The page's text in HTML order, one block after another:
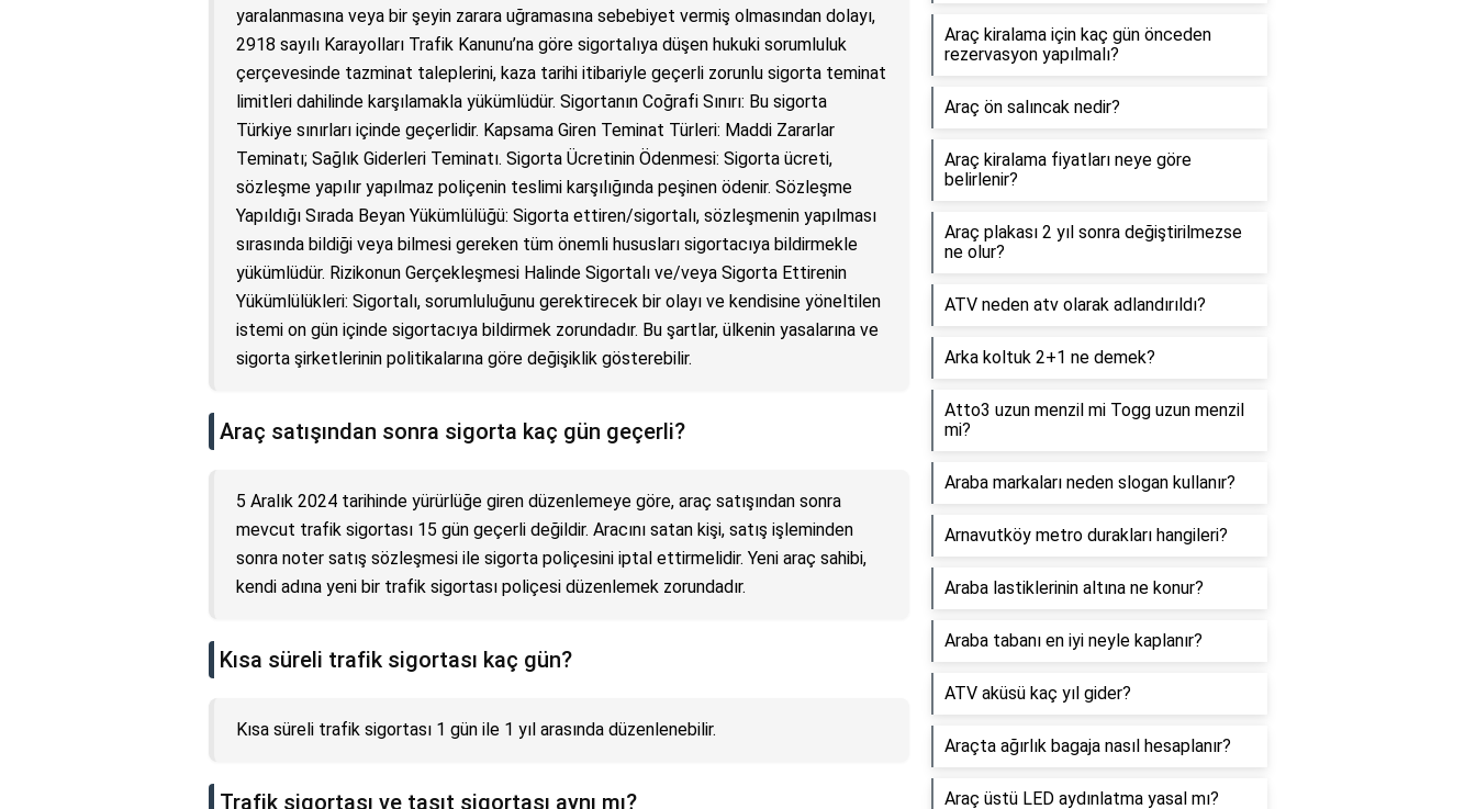
yaralanmasına veya bir şeyin zarara uğramasına sebebiyet vermiş olmasından dolayı,
2918 sayılı Karayolları Trafik Kanunu’na göre sigortalıya düşen hukuki sorumluluk
çerçevesinde tazminat taleplerini, kaza tarihi itibariyle geçerli zorunlu sigorta teminat
limitleri dahilinde karşılamakla yükümlüdür. Sigortanın Coğrafi Sınırı: Bu sigorta
Türkiye sınırları içinde geçerlidir. Kapsama Giren Teminat Türleri: Maddi Zararlar
Teminatı; Sağlık Giderleri Teminatı. Sigorta Ücretinin Ödenmesi: Sigorta ücreti,
sözleşme yapılır yapılmaz poliçenin teslimi karşılığında peşinen ödenir. Sözleşme
Yapıldığı Sırada Beyan Yükümlülüğü: Sigorta ettiren/sigortalı, sözleşmenin yapılması
sırasında bildiği veya bilmesi gereken tüm önemli hususları sigortacıya bildirmekle
yükümlüdür. Rizikonun Gerçekleşmesi Halinde Sigortalı ve/veya Sigorta Ettirenin
Yükümlülükleri: Sigortalı, sorumluluğunu gerektirecek bir olayı ve kendisine yöneltilen
istemi on gün içinde sigortacıya bildirmek zorundadır. Bu şartlar, ülkenin yasalarına ve
sigorta şirketlerinin politikalarına göre değişiklik gösterebilir.
Araç satışından sonra sigorta kaç gün geçerli?
5 Aralık 2024 tarihinde yürürlüğe giren düzenlemeye göre, araç satışından sonra
mevcut trafik sigortası 15 gün geçerli değildir. Aracını satan kişi, satış işleminden
sonra noter satış sözleşmesi ile sigorta poliçesini iptal ettirmelidir. Yeni araç sahibi,
kendi adına yeni bir trafik sigortası poliçesi düzenlemek zorundadır.
Kısa süreli trafik sigortası kaç gün?
Kısa süreli trafik sigortası 1 gün ile 1 yıl arasında düzenlenebilir.
Trafik sigortası ve taşıt sigortası aynı mı?
Araç kiralama için kaç gün önceden
rezervasyon yapılmalı?
Araç ön salıncak nedir?
Araç kiralama fiyatları neye göre
belirlenir?
Araç plakası 2 yıl sonra değiştirilmezse
ne olur?
ATV neden atv olarak adlandırıldı?
Arka koltuk 2+1 ne demek?
Atto3 uzun menzil mi Togg uzun menzil
mi?
Araba markaları neden slogan kullanır?
Arnavutköy metro durakları hangileri?
Araba lastiklerinin altına ne konur?
Araba tabanı en iyi neyle kaplanır?
ATV aküsü kaç yıl gider?
Araçta ağırlık bagaja nasıl hesaplanır?
Araç üstü LED aydınlatma yasal mı?